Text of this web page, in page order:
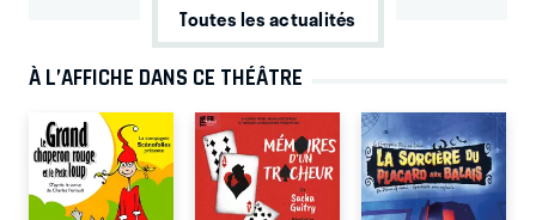
Toutes les actualités
À L’AFFICHE DANS CE THÉÂTRE